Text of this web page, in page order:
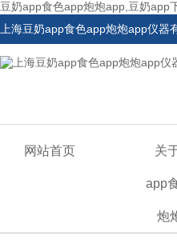
豆奶app食色app炮炮app,豆奶app
上海豆奶app食色app炮炮app仪器有
网站首页 关
app
炮